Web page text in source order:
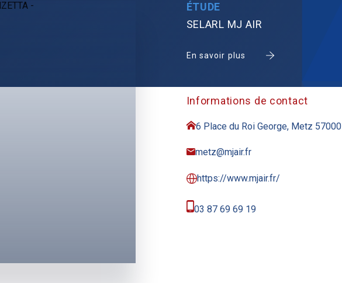
ÉTUDE
SELARL MJ AIR
En savoir plus
Informations de contact
6 Place du Roi George, Metz 57000
metz@mjair.fr
https://www.mjair.fr/
03 87 69 69 19